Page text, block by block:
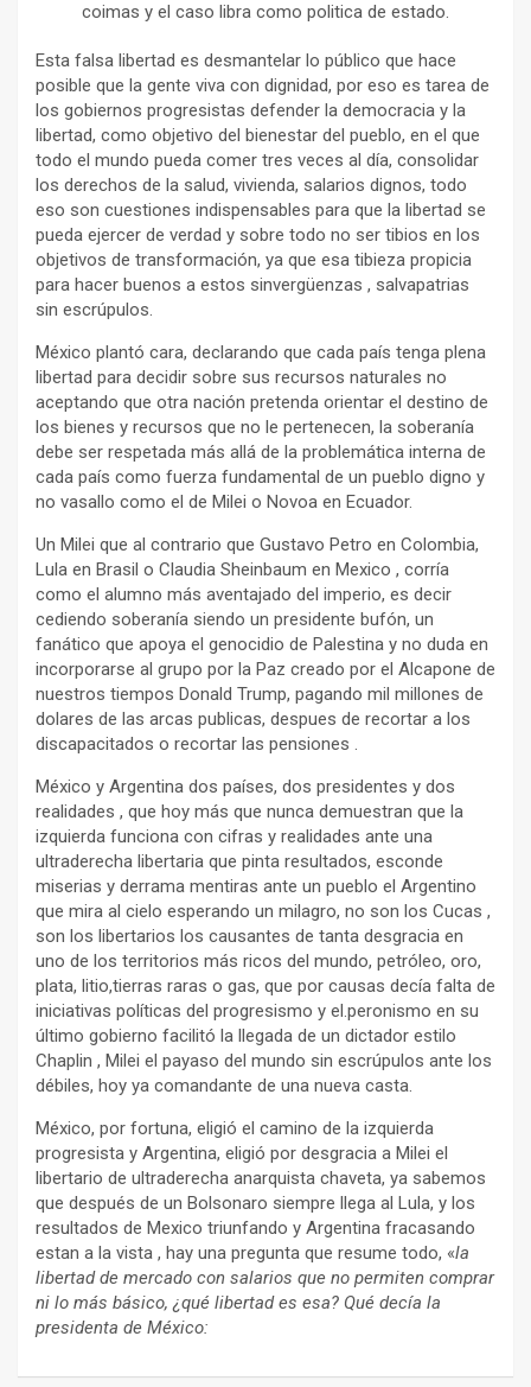
coimas y el caso libra como politica de estado.
Esta falsa libertad es desmantelar lo público que hace
posible que la gente viva con dignidad, por eso es tarea de
los gobiernos progresistas defender la democracia y la
libertad, como objetivo del bienestar del pueblo, en el que
todo el mundo pueda comer tres veces al día, consolidar
los derechos de la salud, vivienda, salarios dignos, todo
eso son cuestiones indispensables para que la libertad se
pueda ejercer de verdad y sobre todo no ser tibios en los
objetivos de transformación, ya que esa tibieza propicia
para hacer buenos a estos sinvergüenzas , salvapatrias
sin escrúpulos.
México plantó cara, declarando que cada país tenga plena
libertad para decidir sobre sus recursos naturales no
aceptando que otra nación pretenda orientar el destino de
los bienes y recursos que no le pertenecen, la soberanía
debe ser respetada más allá de la problemática interna de
cada país como fuerza fundamental de un pueblo digno y
no vasallo como el de Milei o Novoa en Ecuador.
Un Milei que al contrario que Gustavo Petro en Colombia,
Lula en Brasil o Claudia Sheinbaum en Mexico , corría
como el alumno más aventajado del imperio, es decir
cediendo soberanía siendo un presidente bufón, un
fanático que apoya el genocidio de Palestina y no duda en
incorporarse al grupo por la Paz creado por el Alcapone de
nuestros tiempos Donald Trump, pagando mil millones de
dolares de las arcas publicas, despues de recortar a los
discapacitados o recortar las pensiones .
México y Argentina dos países, dos presidentes y dos
realidades , que hoy más que nunca demuestran que la
izquierda funciona con cifras y realidades ante una
ultraderecha libertaria que pinta resultados, esconde
miserias y derrama mentiras ante un pueblo el Argentino
que mira al cielo esperando un milagro, no son los Cucas ,
son los libertarios los causantes de tanta desgracia en
uno de los territorios más ricos del mundo, petróleo, oro,
plata, litio,tierras raras o gas, que por causas decía falta de
iniciativas políticas del progresismo y el.peronismo en su
último gobierno facilitó la llegada de un dictador estilo
Chaplin , Milei el payaso del mundo sin escrúpulos ante los
débiles, hoy ya comandante de una nueva casta.
México, por fortuna, eligió el camino de la izquierda
progresista y Argentina, eligió por desgracia a Milei el
libertario de ultraderecha anarquista chaveta, ya sabemos
que después de un Bolsonaro siempre llega al Lula, y los
resultados de Mexico triunfando y Argentina fracasando
estan a la vista , hay una pregunta que resume todo, «la
libertad de mercado con salarios que no permiten comprar
ni lo más básico, ¿qué libertad es esa? Qué decía la
presidenta de México: